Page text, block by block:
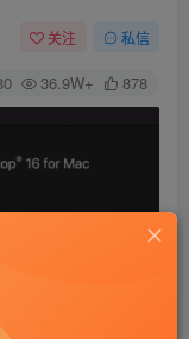
关注 私信
36.9W+ 878